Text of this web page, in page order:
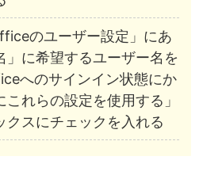
のユーザー設定」にあ
」に希望するユーザー名を
へのサインイン状態にか
れらの設定を使用する」
クスにチェックを入れる